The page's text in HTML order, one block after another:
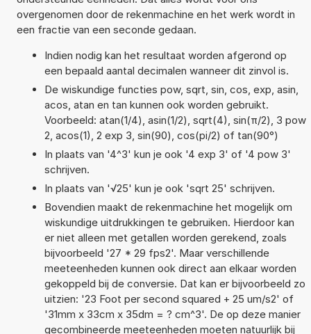
overgenomen door de rekenmachine en het werk wordt in
een fractie van een seconde gedaan.
Indien nodig kan het resultaat worden afgerond op
een bepaald aantal decimalen wanneer dit zinvol is.
De wiskundige functies pow, sqrt, sin, cos, exp, asin,
acos, atan en tan kunnen ook worden gebruikt.
Voorbeeld: atan(1/4), asin(1/2), sqrt(4), sin(π/2), 3 pow
2, acos(1), 2 exp 3, sin(90), cos(pi/2) of tan(90°)
In plaats van '4^3' kun je ook '4 exp 3' of '4 pow 3'
schrijven.
In plaats van '√25' kun je ook 'sqrt 25' schrijven.
Bovendien maakt de rekenmachine het mogelijk om
wiskundige uitdrukkingen te gebruiken. Hierdoor kan
er niet alleen met getallen worden gerekend, zoals
bijvoorbeeld '27 * 29 fps2'. Maar verschillende
meeteenheden kunnen ook direct aan elkaar worden
gekoppeld bij de conversie. Dat kan er bijvoorbeeld zo
uitzien: '23 Foot per second squared + 25 um/s2' of
'31mm x 33cm x 35dm = ? cm^3'. De op deze manier
gecombineerde meeteenheden moeten natuurlijk bij